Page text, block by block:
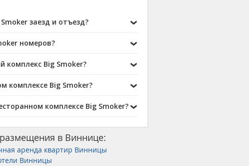
заезд и отъезд?
номеров?
комплекс Big Smoker?
комплексе Big Smoker?
комплексе Big Smoker?
в Виннице:
аренда квартир Винницы
Винницы